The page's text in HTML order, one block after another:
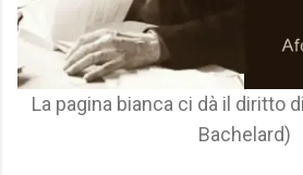
La pagina bianca ci dà il diritto
Bachelard)